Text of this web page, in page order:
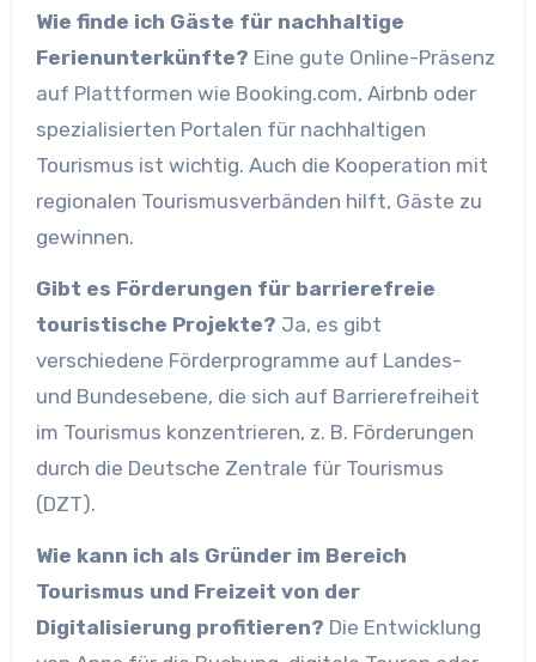
Wie finde ich Gäste für nachhaltige
Ferienunterkünfte? Eine gute Online-Präsenz
auf Plattformen wie Booking.com, Airbnb oder
spezialisierten Portalen für nachhaltigen
Tourismus ist wichtig. Auch die Kooperation mit
regionalen Tourismusverbänden hilft, Gäste zu
gewinnen.
Gibt es Förderungen für barrierefreie
touristische Projekte? Ja, es gibt
verschiedene Förderprogramme auf Landes-
und Bundesebene, die sich auf Barrierefreiheit
im Tourismus konzentrieren, z. B. Förderungen
durch die Deutsche Zentrale für Tourismus
(DZT).
Wie kann ich als Gründer im Bereich
Tourismus und Freizeit von der
Digitalisierung profitieren? Die Entwicklung